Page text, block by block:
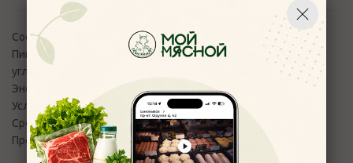
Состав: Укроп свежий
Пищевая ценность на 100 гр.: Белки - 2,5 гр., жиры - 0,5 гр.,
углеводы - 6,3 гр.
Энергетическая ценность: 40 ккал (167 кДж)
Условия хранения: от 0 до +5
Срок годности: 7 суток
Производство: Россия, Вологда